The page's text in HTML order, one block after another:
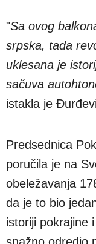
"Sa ovog
srpska, tada
uklesana je
sačuva
istakla je
Predsednica
poručila je na
obeležavanja
da je to bio
istoriji pokrajine